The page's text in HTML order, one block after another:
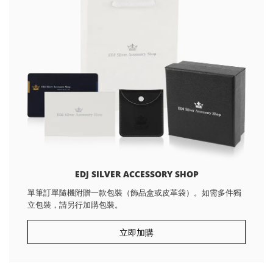
EDJ SILVER ACCESSORY SHOP
單筆訂單隨機附贈一款包裝（飾品盒或皮革袋）。如需多件獨
立包裝，請另行加購包裝。
立即加購